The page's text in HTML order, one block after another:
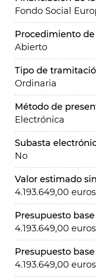
Fondo Social
Procedimiento
Abierto
Tipo de
Ordinaria
Método de
Electrónica
Subasta
No
Valor estimado
4.193.649,00 euros
Presupuesto
4.193.649,00 euros
Presupuesto
4.193.649,00 euros